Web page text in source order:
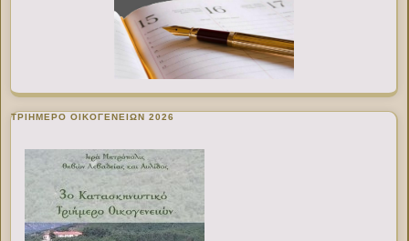
ΤΡΙΗΜΕΡΟ ΟΙΚΟΓΕΝΕΙΩΝ 2026